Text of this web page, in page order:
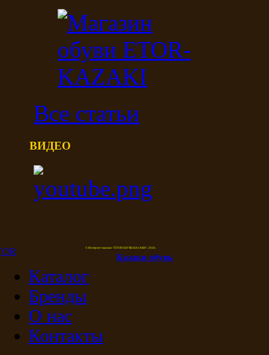
Все статьи
ВИДЕО
© Интернет-магазин "ETOR ОБУВЬ КАЗАКИ", 2026.
Казаки обувь
Каталог
Бренды
О нас
Контакты